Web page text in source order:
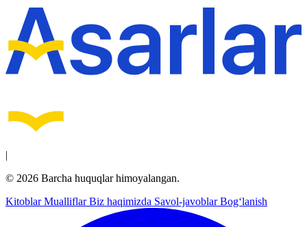
|
© 2026 Barcha huquqlar himoyalangan.
KitoblarMualliflarBiz haqimizda Savol-javoblarBog‘lanish